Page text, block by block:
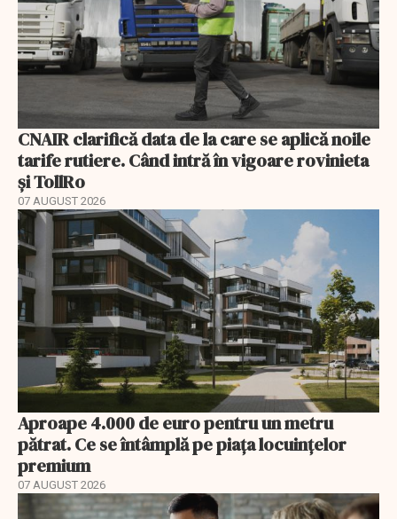
CNAIR clarifică data de la care se aplică noile
tarife rutiere. Când intră în vigoare rovinieta
și TollRo
07 AUGUST 2026
Aproape 4.000 de euro pentru un metru
pătrat. Ce se întâmplă pe piața locuințelor
premium
07 AUGUST 2026